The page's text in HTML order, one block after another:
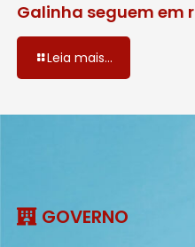
Galinha seguem em
Leia mais...
GOVERNO